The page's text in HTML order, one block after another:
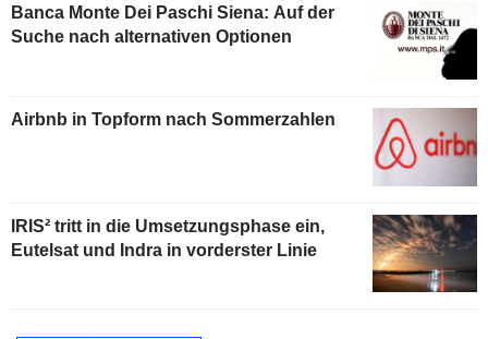
Banca Monte Dei Paschi Siena: Auf der
Suche nach alternativen Optionen
Airbnb in Topform nach Sommerzahlen
IRIS² tritt in die Umsetzungsphase ein,
Eutelsat und Indra in vorderster Linie